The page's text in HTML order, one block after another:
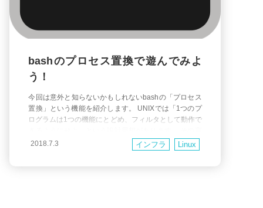
bashのプロセス置換で遊んでみよ
う！
今回は意外と知らないかもしれないbashの「プロセス
置換」という機能を紹介します。 UNIXでは「1つのプ
ログラムは1つの機能にとどめ、フィルタとして動作で
葉の通り、大抵のコマンドはパイプでつないでフィル
タのように動作可能ですが、必ずしも理想的に設計さ
2018.7.3 インフラ Linux